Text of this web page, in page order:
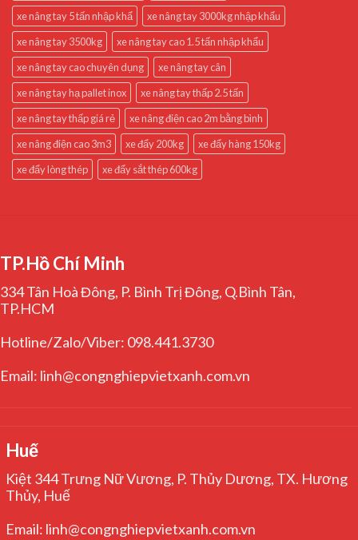
xe nâng tay 5 tấn nhập khẩ
xe nâng tay 3000kg nhập khẩu
xe nâng tay 3500kg
xe nâng tay cao 1.5 tấn nhập khẩu
xe nâng tay cao chuyên dụng
xe nâng tay cân
xe nâng tay hạ pallet inox
xe nâng tay thấp 2.5 tấn
xe nâng tay thấp giá rẻ
xe nâng điện cao 2m bằng bình
xe nâng điện cao 3m3
xe đẩy 200kg
xe đẩy hàng 150kg
xe đẩy lòng thép
xe đẩy sắt thép 600kg
TP.Hồ Chí Minh
334 Tân Hoà Đông, P. Bình Trị Đông, Q.Bình Tân,
TP.HCM
Hotline/Zalo/Viber: 098.441.3730
Email: linh@congnghiepvietxanh.com.vn
Huế
Kiệt 344 Trưng Nữ Vương, P. Thủy Dương, TX. Hương
Thủy, Huế
Email: linh@congnghiepvietxanh.com.vn